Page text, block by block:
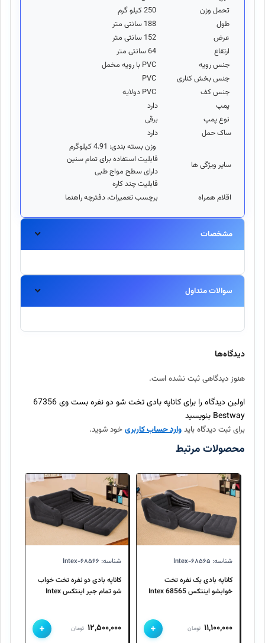
تحمل وزن
طول
عرض
ارتفاع
جنس رویه
جنس بخش کناری
جنس کف
پمپ
دارد
نوع پمپ
برقی
ساک حمل
دارد
سایر ویژگی ها
وزن بسته بندی: 4.91 کیلوگرم
قابلیت استفاده برای تمام سنین
دارای سطح مواج طبی
قابلیت چند کاره
اقلام همراه
برچسب تعمیرات، دفترچه راهنما
مشخصات
سوالات متداول
آیا این محصول اورجینال است؟
بله، تمامی محصولات موجود در اینتکس مستقیماً از برندهای معتبر
ارسال سفارش چند روز طول میکشد؟
آیا امکان بازگرداندن کالا وجود دارد؟
دیدگاه‌ها
هنوز دیدگاهی ثبت نشده است.
اولین دیدگاه را برای کاناپه بادی تخت شو دو نفره بست وی 67356
Bestway بنویسید
برای ثبت دیدگاه بایدوارد حساب کاربریخود شوید.
محصولات مرتبط
شناسه: Intex-۶۸۵۶۵
کاناپه بادی یک نفره تخت
خوابشو اینتکس Intex 68565
۱۱,۱۰۰,۰۰۰ تومان +
شناسه: Intex-۶۸۵۶۶
کاناپه بادی دو نفره تخت خواب
شو تمام جیر اینتکس Intex
۱۲,۵۰۰,۰۰۰ تومان +